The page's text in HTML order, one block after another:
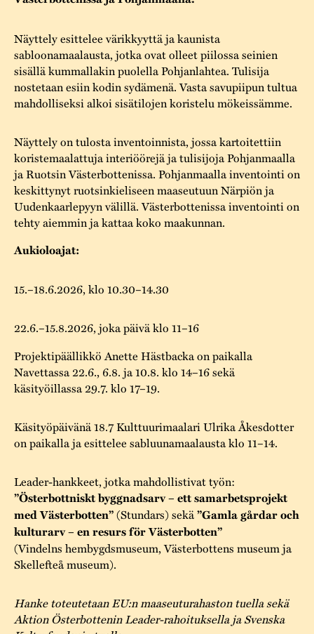
Vaellusreitti
Saavutettavuus
Kestävä kehitys
Turvallisuus
Yhteystiedot
Varaa tilat
Rakennusperintö
Museokokoelmat
Museopedagogiikka
Käsityö
Projektit
Markkinat
Vuosikertomukset
Vuoden Gunnar
Näyttely esittelee värikkyyttä ja kaunista
sabloonamaalausta, jotka ovat olleet piilossa seinien
sisällä kummallakin puolella Pohjanlahtea. Tulisija
nostetaan esiin kodin sydämenä. Vasta savupiipun tultua
mahdolliseksi alkoi sisätilojen koristelu mökeissämme.
Näyttely on tulosta inventoinnista, jossa kartoitettiin
koristemaalattuja interiöörejä ja tulisijoja Pohjanmaalla
ja Ruotsin Västerbottenissa. Pohjanmaalla inventointi on
keskittynyt ruotsinkieliseen maaseutuun Närpiön ja
Uudenkaarlepyyn välillä. Västerbottenissa inventointi on
tehty aiemmin ja kattaa koko maakunnan.
Aukioloajat:
15.–18.6.2026, klo 10.30–14.30
22.6.–15.8.2026, joka päivä klo 11–16
Projektipäällikkö Anette Hästbacka on paikalla
Navettassa 22.6., 6.8. ja 10.8. klo 14–16 sekä
käsityöillassa 29.7. klo 17–19.
Käsityöpäivänä 18.7 Kulttuurimaalari Ulrika Åkesdotter
on paikalla ja esittelee sabluunamaalausta klo 11–14.
Leader-hankkeet, jotka mahdollistivat työn:
”Österbottniskt byggnadsarv – ett samarbetsprojekt
med Västerbotten”(Stundars) sekä”Gamla gårdar och
kulturarv – en resurs för Västerbotten”
(Vindelns hembygdsmuseum, Västerbottens museum ja
Skellefteå museum).
Hanke toteutetaan EU:n maaseuturahaston tuella sekä
Aktion Österbottenin Leader-rahoituksella ja Svenska